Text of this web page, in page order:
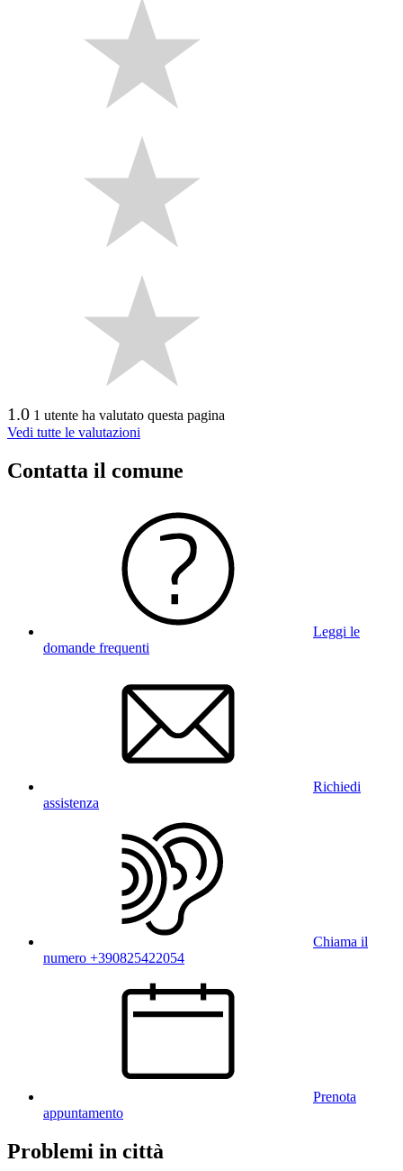
1.0 1 utente ha valutato questa pagina
Vedi tutte le valutazioni
Contatta il comune
Leggi le
domande frequenti
Richiedi
assistenza
Chiama il
numero +390825422054
Prenota
appuntamento
Problemi in città